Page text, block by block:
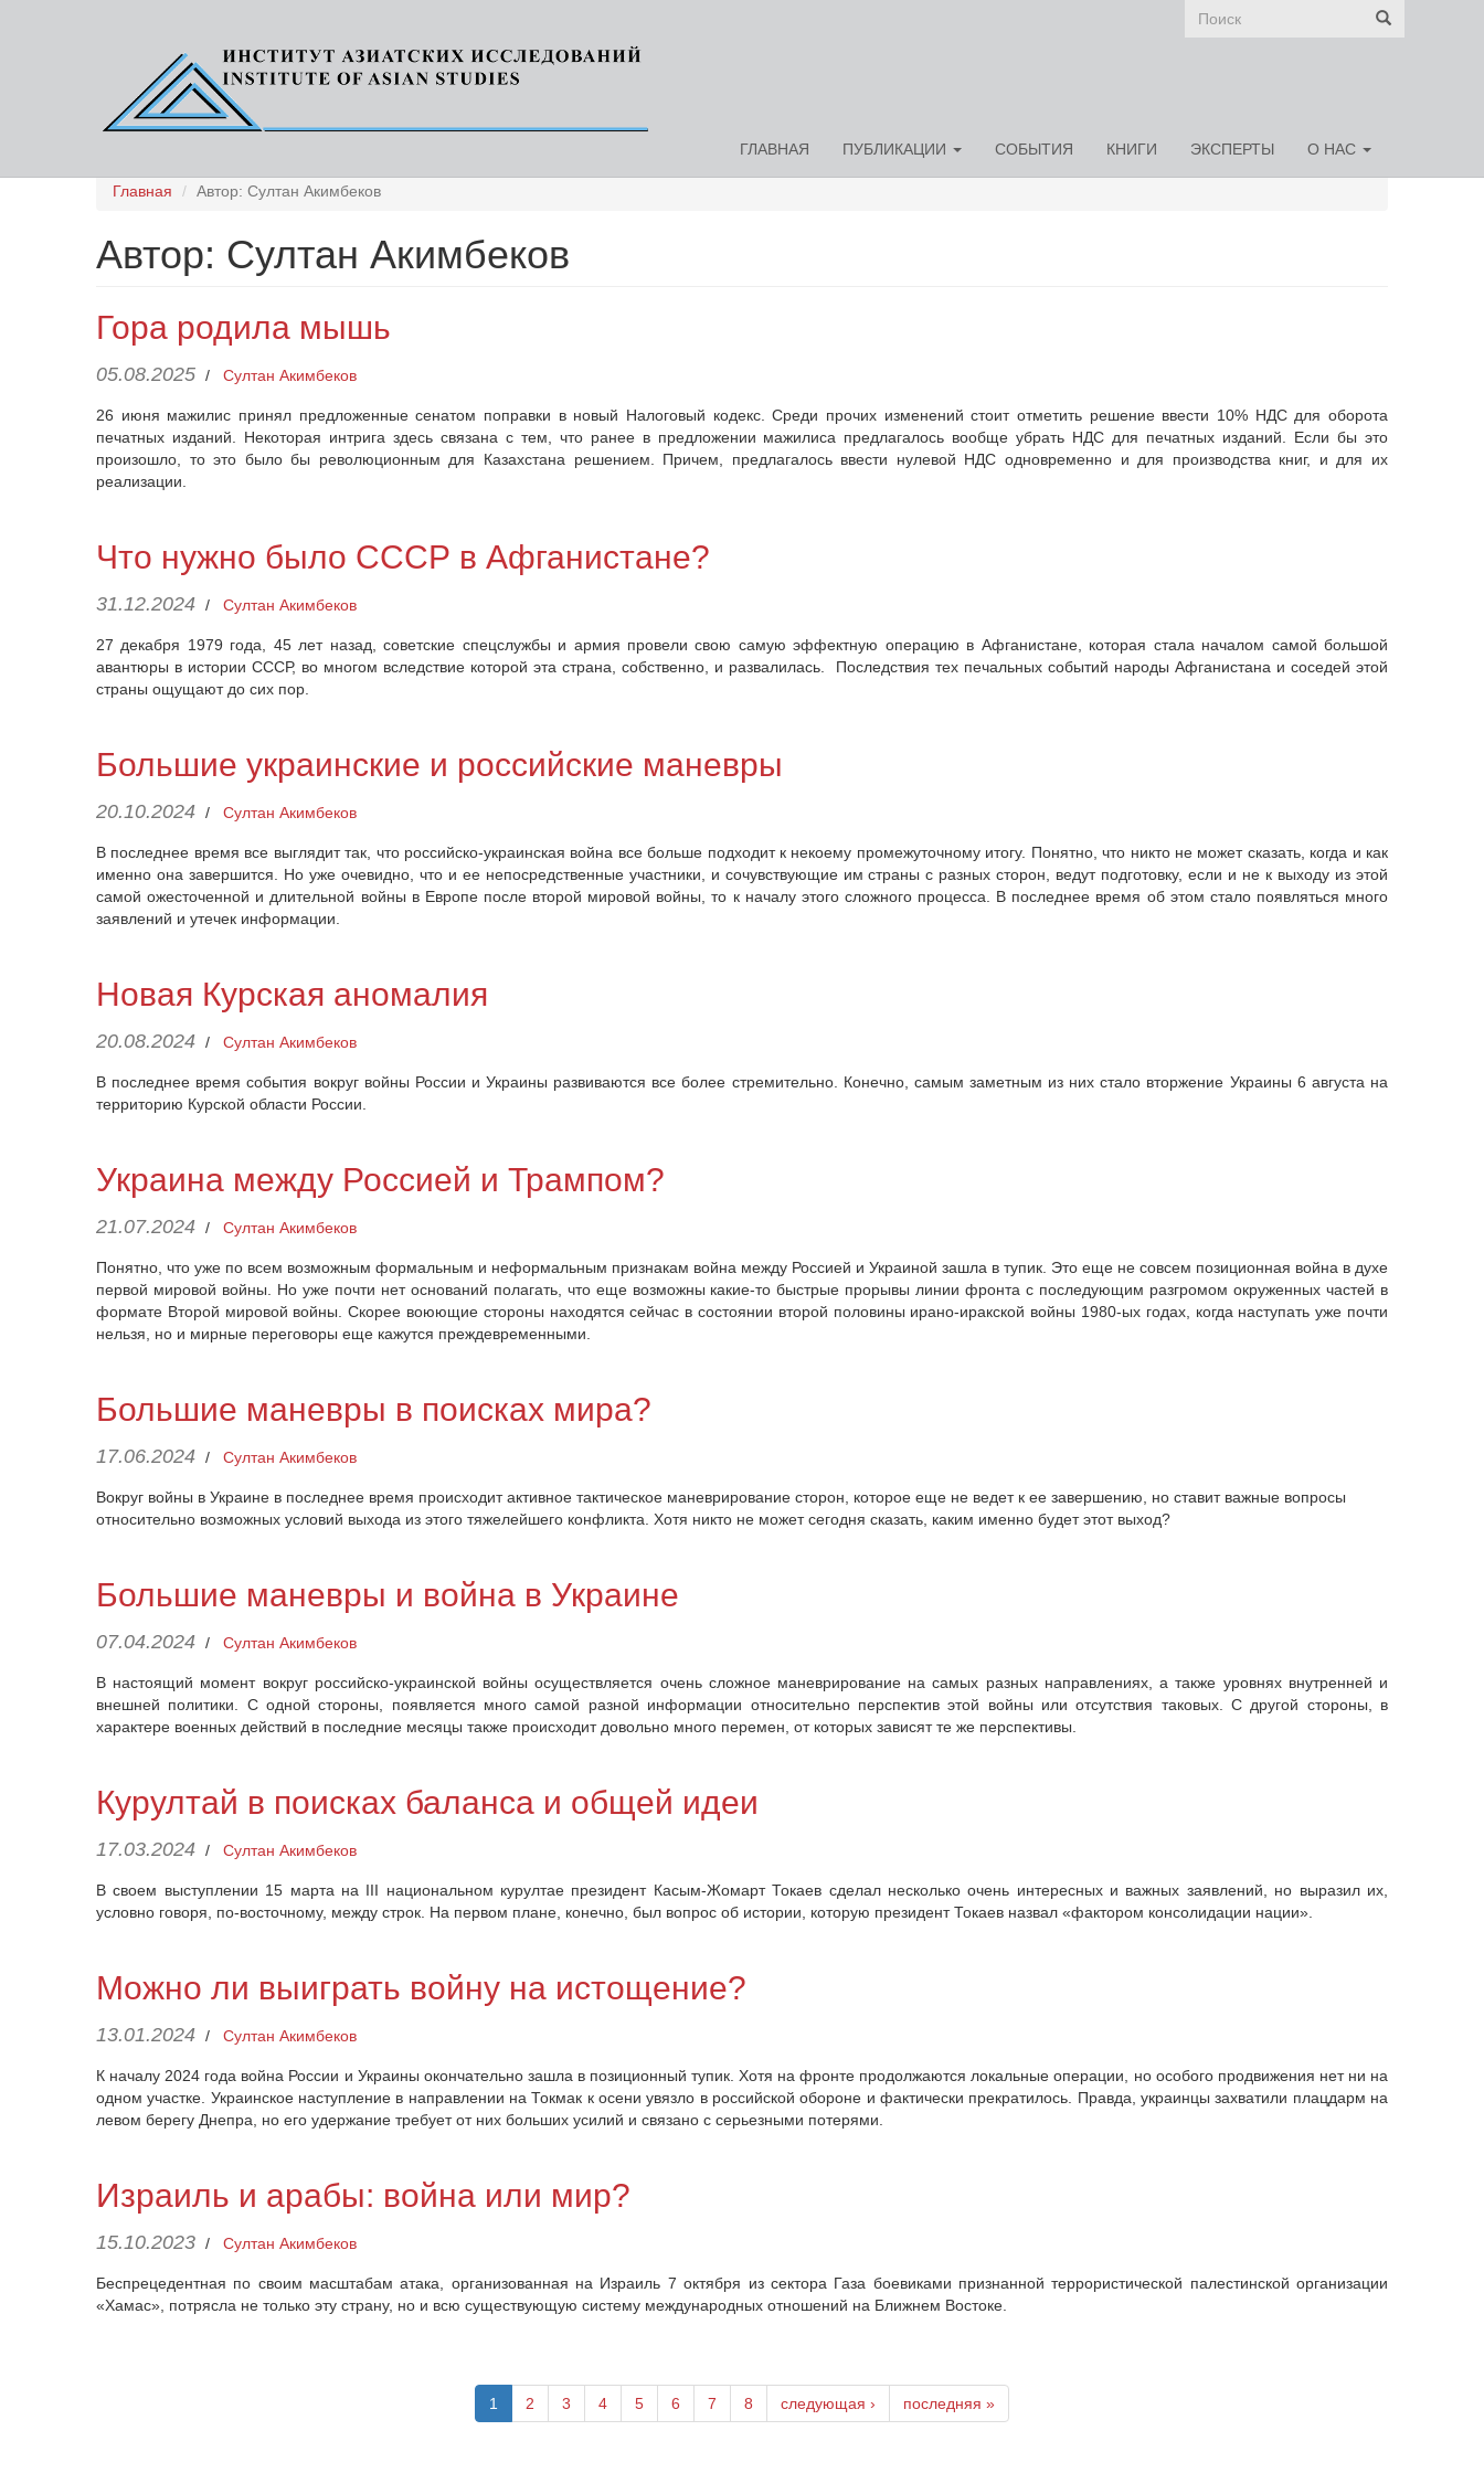
Перейти
Форма
ГЛАВНАЯ ПУБЛИКАЦИИ СОБЫТИЯ КНИГИ ЭКСПЕРТЫ О НАС
Главная Автор: Султан Акимбеков
Автор: Султан Акимбеков
Гора родила мышь
05.08.2025 / Султан Акимбеков
26 июня мажилис принял предложенные сенатом поправки в новый Налоговый кодекс. Среди прочих изменений стоит отметить решение ввести 10% НДС для оборота
печатных изданий. Некоторая интрига здесь связана с тем, что ранее в предложении мажилиса предлагалось вообще убрать НДС для печатных изданий. Если бы это
произошло, то это было бы революционным для Казахстана решением. Причем, предлагалось ввести нулевой НДС одновременно и для производства книг, и для их
реализации.
Что нужно было СССР в Афганистане?
31.12.2024 / Султан Акимбеков
27 декабря 1979 года, 45 лет назад, советские спецслужбы и армия провели свою самую эффектную операцию в Афганистане, которая стала началом самой большой
авантюры в истории СССР, во многом вследствие которой эта страна, собственно, и развалилась. Последствия тех печальных событий народы Афганистана и соседей этой
страны ощущают до сих пор.
Большие украинские и российские маневры
20.10.2024 / Султан Акимбеков
В последнее время все выглядит так, что российско-украинская война все больше подходит к некоему промежуточному итогу. Понятно, что никто не может сказать, когда и как
именно она завершится. Но уже очевидно, что и ее непосредственные участники, и сочувствующие им страны с разных сторон, ведут подготовку, если и не к выходу из этой
самой ожесточенной и длительной войны в Европе после второй мировой войны, то к началу этого сложного процесса. В последнее время об этом стало появляться много
заявлений и утечек информации.
Новая Курская аномалия
20.08.2024 / Султан Акимбеков
В последнее время события вокруг войны России и Украины развиваются все более стремительно. Конечно, самым заметным из них стало вторжение Украины 6 августа на
территорию Курской области России.
Украина между Россией и Трампом?
21.07.2024 / Султан Акимбеков
Понятно, что уже по всем возможным формальным и неформальным признакам война между Россией и Украиной зашла в тупик. Это еще не совсем позиционная война в духе
первой мировой войны. Но уже почти нет оснований полагать, что еще возможны какие-то быстрые прорывы линии фронта с последующим разгромом окруженных частей в
формате Второй мировой войны. Скорее воюющие стороны находятся сейчас в состоянии второй половины ирано-иракской войны 1980-ых годах, когда наступать уже почти
нельзя, но и мирные переговоры еще кажутся преждевременными.
Большие маневры в поисках мира?
17.06.2024 / Султан Акимбеков
Вокруг войны в Украине в последнее время происходит активное тактическое маневрирование сторон, которое еще не ведет к ее завершению, но ставит важные вопросы
относительно возможных условий выхода из этого тяжелейшего конфликта. Хотя никто не может сегодня сказать, каким именно будет этот выход?
Большие маневры и война в Украине
07.04.2024 / Султан Акимбеков
В настоящий момент вокруг российско-украинской войны осуществляется очень сложное маневрирование на самых разных направлениях, а также уровнях внутренней и
внешней политики. С одной стороны, появляется много самой разной информации относительно перспектив этой войны или отсутствия таковых. С другой стороны, в
характере военных действий в последние месяцы также происходит довольно много перемен, от которых зависят те же перспективы.
Курултай в поисках баланса и общей идеи
17.03.2024 / Султан Акимбеков
В своем выступлении 15 марта на III национальном курултае президент Касым-Жомарт Токаев сделал несколько очень интересных и важных заявлений, но выразил их,
условно говоря, по-восточному, между строк. На первом плане, конечно, был вопрос об истории, которую президент Токаев назвал «фактором консолидации нации».
Можно ли выиграть войну на истощение?
13.01.2024 / Султан Акимбеков
К началу 2024 года война России и Украины окончательно зашла в позиционный тупик. Хотя на фронте продолжаются локальные операции, но особого продвижения нет ни на
одном участке. Украинское наступление в направлении на Токмак к осени увязло в российской обороне и фактически прекратилось. Правда, украинцы захватили плацдарм на
левом берегу Днепра, но его удержание требует от них больших усилий и связано с серьезными потерями.
Израиль и арабы: война или мир?
15.10.2023 / Султан Акимбеков
Беспрецедентная по своим масштабам атака, организованная на Израиль 7 октября из сектора Газа боевиками признанной террористической палестинской организации
«Хамас», потрясла не только эту страну, но и всю существующую систему международных отношений на Ближнем Востоке.
1 2 3 4 5 6 7 8 следующая › последняя »